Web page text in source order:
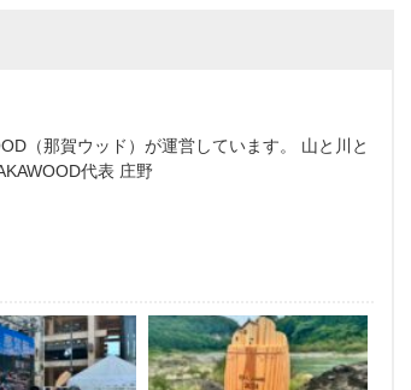
（那賀ウッド）が運営しています。 山と川と
代表 庄野